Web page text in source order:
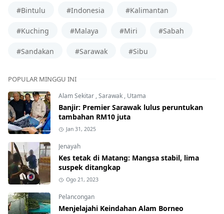
#Bintulu #Indonesia #Kalimantan
#Kuching #Malaya #Miri #Sabah
#Sandakan #Sarawak #Sibu
POPULAR MINGGU INI
Alam Sekitar,Sarawak, Utama
Banjir: Premier Sarawak lulus peruntukan
tambahan RM10 juta
Jan 31, 2025
Jenayah
Kes tetak di Matang: Mangsa stabil, lima
suspek ditangkap
Ogo 21, 2023
Pelancongan
Menjelajahi Keindahan Alam Borneo